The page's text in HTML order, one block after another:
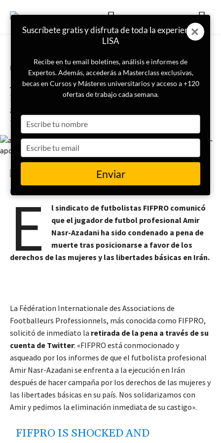
Portada
Amir Nasr-Azadani, jugador de
futbol iraní, será ejecutado tras
apoyar los derechos de las
mujeres
14 de diciembre de 2022
E
l sindicato de futbolistas FIFPRO comunicó
que el jugador de futbol profesional Amir
Nasr-Azadani ha sido condenado a pena de
muerte tras posicionarse a favor de los
derechos de las mujeres y las libertades básicas en Irán.
La Fédération Internationale des Associations de
Footballeurs Professionnels, más conocida como FIFPRO,
solicitó de inmediato la retirada de la pena a través de su
cuenta de Twitter: «FIFPRO está conmocionado y
asqueado por los informes de que el futbolista profesional
Amir Nasr-Azadani se enfrenta a la ejecución en Irán
después de hacer campaña por los derechos de las mujeres y
las libertades básicas en su país. Nos solidarizamos con
Amir y pedimos la eliminación inmediata de su castigo».
FIFPRO IS SHOCKED AND
Suscríbete gratis y disfruta de toda la experiencia
LISA
Recibe en tu email boletines, análisis e informes de
Expertos. Además, accederás a Masterclass exclusivas,
becas en Cursos y Másteres universitarios y acceso a +120
ofertas de trabajo cada semana.
your
name
your
email
Enviar